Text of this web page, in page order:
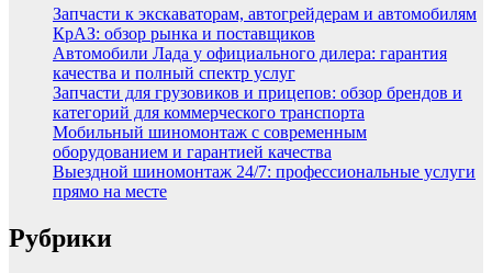
Запчасти к экскаваторам, автогрейдерам и автомобилям
КрАЗ: обзор рынка и поставщиков
Автомобили Лада у официального дилера: гарантия
качества и полный спектр услуг
Запчасти для грузовиков и прицепов: обзор брендов и
категорий для коммерческого транспорта
Мобильный шиномонтаж с современным
оборудованием и гарантией качества
Выездной шиномонтаж 24/7: профессиональные услуги
прямо на месте
Рубрики